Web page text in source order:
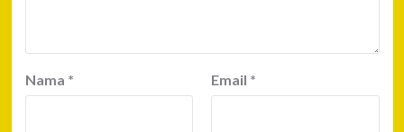
Nama * Email *